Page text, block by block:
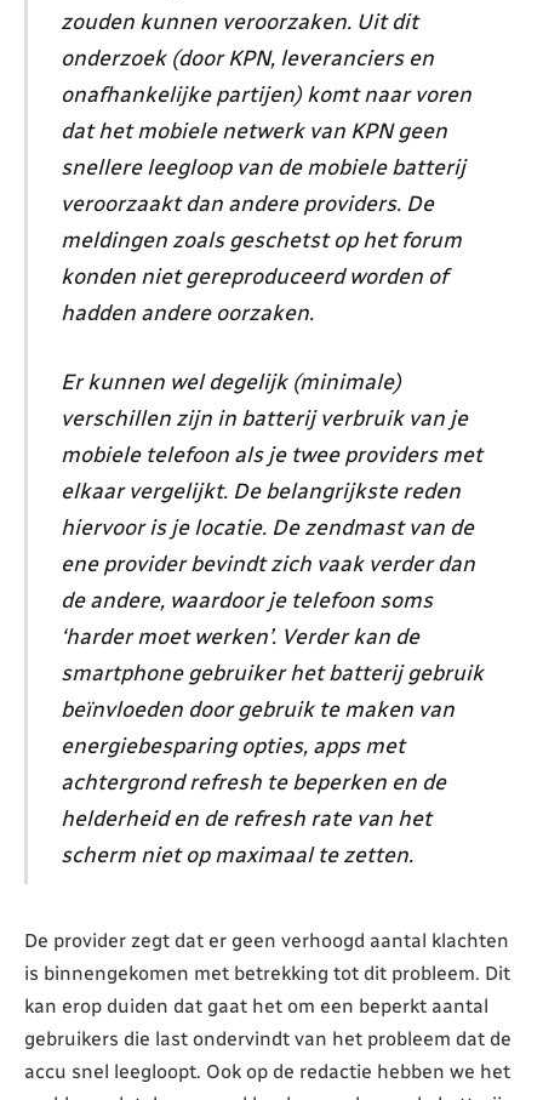
zouden kunnen veroorzaken. Uit dit
onderzoek (door KPN, leveranciers en
onafhankelijke partijen) komt naar voren
dat het mobiele netwerk van KPN geen
snellere leegloop van de mobiele batterij
veroorzaakt dan andere providers. De
meldingen zoals geschetst op het forum
konden niet gereproduceerd worden of
hadden andere oorzaken.
Er kunnen wel degelijk (minimale)
verschillen zijn in batterij verbruik van je
mobiele telefoon als je twee providers met
elkaar vergelijkt. De belangrijkste reden
hiervoor is je locatie. De zendmast van de
ene provider bevindt zich vaak verder dan
de andere, waardoor je telefoon soms
‘harder moet werken’. Verder kan de
smartphone gebruiker het batterij gebruik
beïnvloeden door gebruik te maken van
energiebesparing opties, apps met
achtergrond refresh te beperken en de
helderheid en de refresh rate van het
scherm niet op maximaal te zetten.
De provider zegt dat er geen verhoogd aantal klachten
is binnengekomen met betrekking tot dit probleem. Dit
kan erop duiden dat gaat het om een beperkt aantal
gebruikers die last ondervindt van het probleem dat de
accu snel leegloopt. Ook op de redactie hebben we het